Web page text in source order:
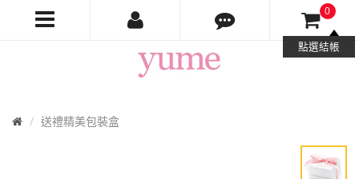
0
點選結帳
Yume
Jewelry
首
送禮精美包裝盒